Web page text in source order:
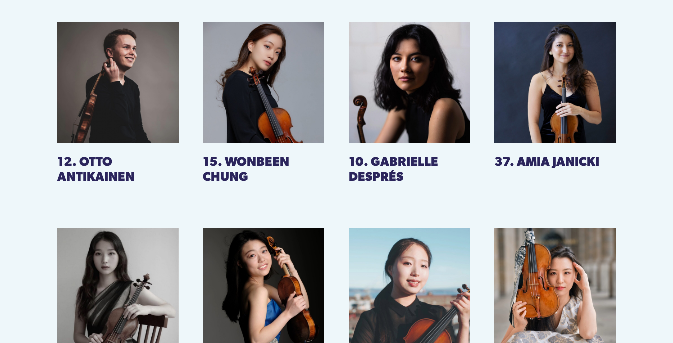
12. OTTO
ANTIKAINEN
15. WONBEEN
CHUNG
10. GABRIELLE
DESPRÉS
37. AMIA JANICKI